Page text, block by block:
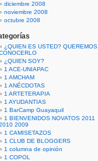
diciembre 2008
noviembre 2008
octubre 2008
¿QUIEN ES USTED? QUEREMOS
¿QUIEN SOY?
1 ACE-UNIAPAC
1 AMCHAM
1 ANÉCDOTAS
1 ARTETERAPIA
1 AYUDANTIAS
1 BarCamp Guayaquil
1 BIENVENIDOS NOVATOS 2011
2009
1 CAMISETAZOS
1 CLUB DE BLOGGERS
1 columna de opinión
1 COPOL